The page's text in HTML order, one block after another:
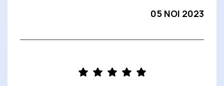
05 NOI 2023